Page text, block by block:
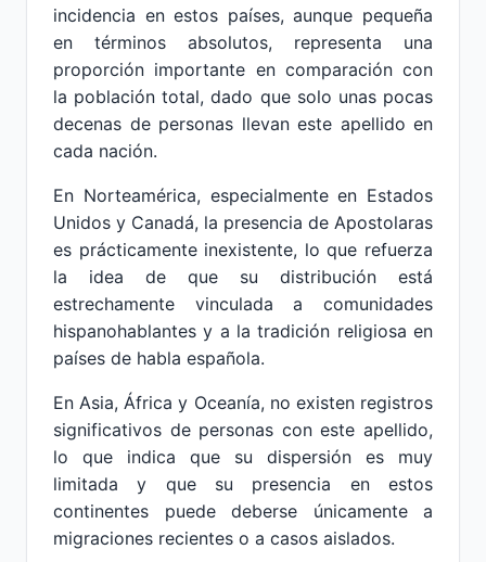
incidencia en estos países, aunque pequeña
en términos absolutos, representa una
proporción importante en comparación con
la población total, dado que solo unas pocas
decenas de personas llevan este apellido en
cada nación.
En Norteamérica, especialmente en Estados
Unidos y Canadá, la presencia de Apostolaras
es prácticamente inexistente, lo que refuerza
la idea de que su distribución está
estrechamente vinculada a comunidades
hispanohablantes y a la tradición religiosa en
países de habla española.
En Asia, África y Oceanía, no existen registros
significativos de personas con este apellido,
lo que indica que su dispersión es muy
limitada y que su presencia en estos
continentes puede deberse únicamente a
migraciones recientes o a casos aislados.